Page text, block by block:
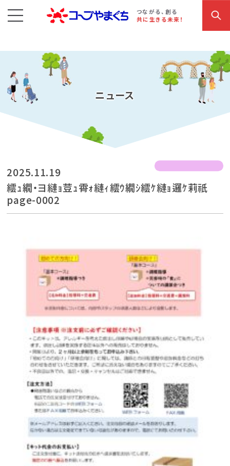
つながる、創る
共に生きる未来！
コープやまぐち お買い物・サービス こだわり商品 参加・イベント情報
ニュース
2025.11.19
繧ｭ繝・ヨ縺ｮ荳ｭ霄ｫ縺ｨ繧ｳ繝ｼ繧ｹ縺ｮ邏ｹ莉祇
page-0002